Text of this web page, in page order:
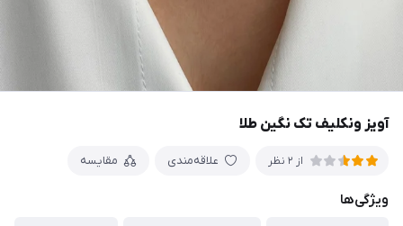
آویز ونکلیف تک نگین طلا
از 2 نظر علاقه‌مندی مقایسه
ویژگی‌ها